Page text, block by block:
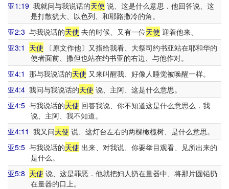
亚1:19 我就问与我说话的天使 说、这是什么意思．他回答说、这
是打散犹大、以色列、和耶路撒冷的角。
亚2:3 与我说话的天使 去的时候、又有一位天使 迎着他来、
亚3:1 天使 〔原文作他〕又指给我看、大祭司约书亚站在耶和华的
使者面前、撒但也站在约书亚的右边、与他作对。
亚4:1 那与我说话的天使 又来叫醒我、好像人睡觉被唤醒一样。
亚4:4 我问与我说话的天使 说、主阿、这是什么意思。
亚4:5 与我说话的天使 回答我说、你不知道这是什么意思么．我
说、主阿、我不知道。
亚4:11 我又问天使 说、这灯台左右的两棵橄榄树、是什么意思。
亚5:5 与我说话的天使 出来、对我说、你要举目观看、见所出来的
是什么。
亚5:8 天使 说、这是罪恶．他就把妇人扔在量器中、将那片圆铅扔
在量器的口上。